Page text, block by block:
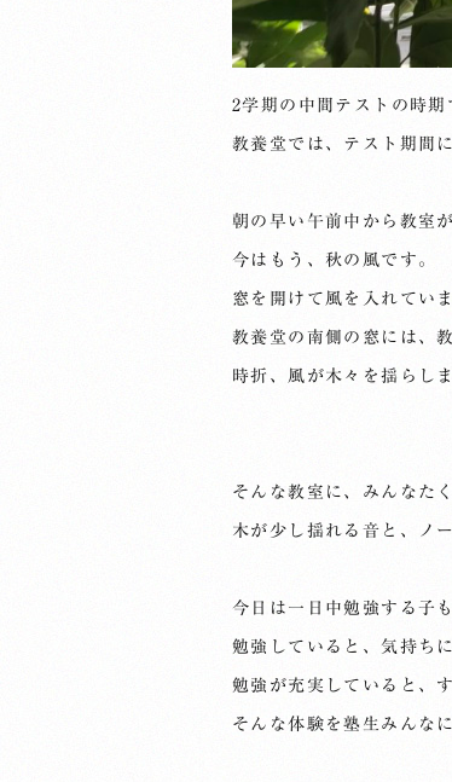
2学期の中間テストの時期
教養堂では、テスト期間
朝の早い午前中から教室
今はもう、秋の風です。
窓を開けて風を入れていま
教養堂の南側の窓には、
時折、風が木々を揺らし
そんな教室に、みんなた
木が少し揺れる音と、ノ
今日は一日中勉強する子
勉強していると、気持ち
勉強が充実していると、
そんな体験を塾生みんな